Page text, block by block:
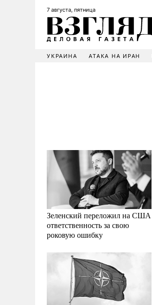
7 августа, пятница
УКРАИНА АТАКА НА ИРАН
Зеленский переложил на США
ответственность за свою
роковую ошибку